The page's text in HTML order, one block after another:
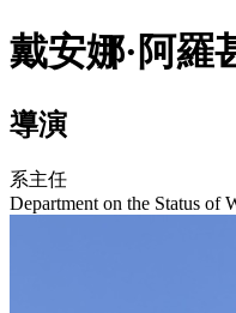
戴安娜·阿羅
導演
系主任
Department on the Status of